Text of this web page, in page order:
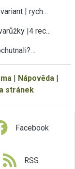
| rych…
|4 rec…
| Nápověda |
stránek
Facebook
RSS